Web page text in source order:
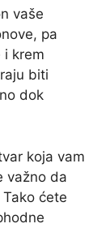
vaše
pa
i krem
biti
dok
koja vam
važno da
ćete